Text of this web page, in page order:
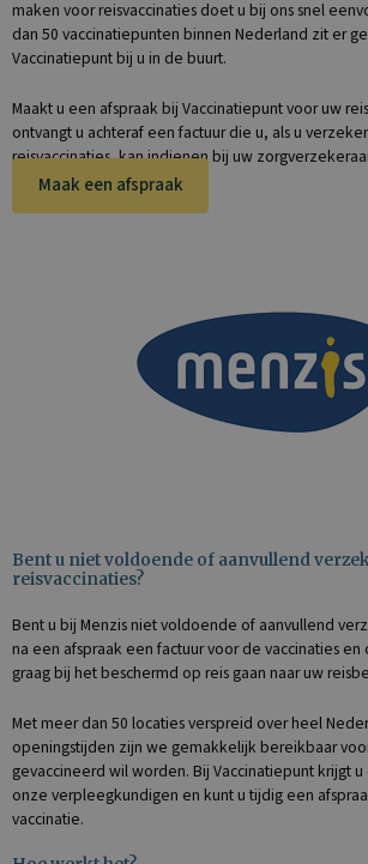
maken voor reisvaccinaties doet u bij ons snel
dan 50 vaccinatiepunten binnen Nederland zit er
Vaccinatiepunt bij u in de buurt.
Maakt u een afspraak bij Vaccinatiepunt voor uw
ontvangt u achteraf een factuur die u, als u
reisvaccinaties, kan indienen bij uw
Maak een afspraak
Bent u niet voldoende of aanvullend
reisvaccinaties?
Bent u bij Menzis niet voldoende of aanvullend
na een afspraak een factuur voor de vaccinaties en
graag bij het beschermd op reis gaan naar uw
Met meer dan 50 locaties verspreid over heel
openingstijden zijn we gemakkelijk bereikbaar
gevaccineerd wil worden. Bij Vaccinatiepunt krijgt
onze verpleegkundigen en kunt u tijdig een
vaccinatie.